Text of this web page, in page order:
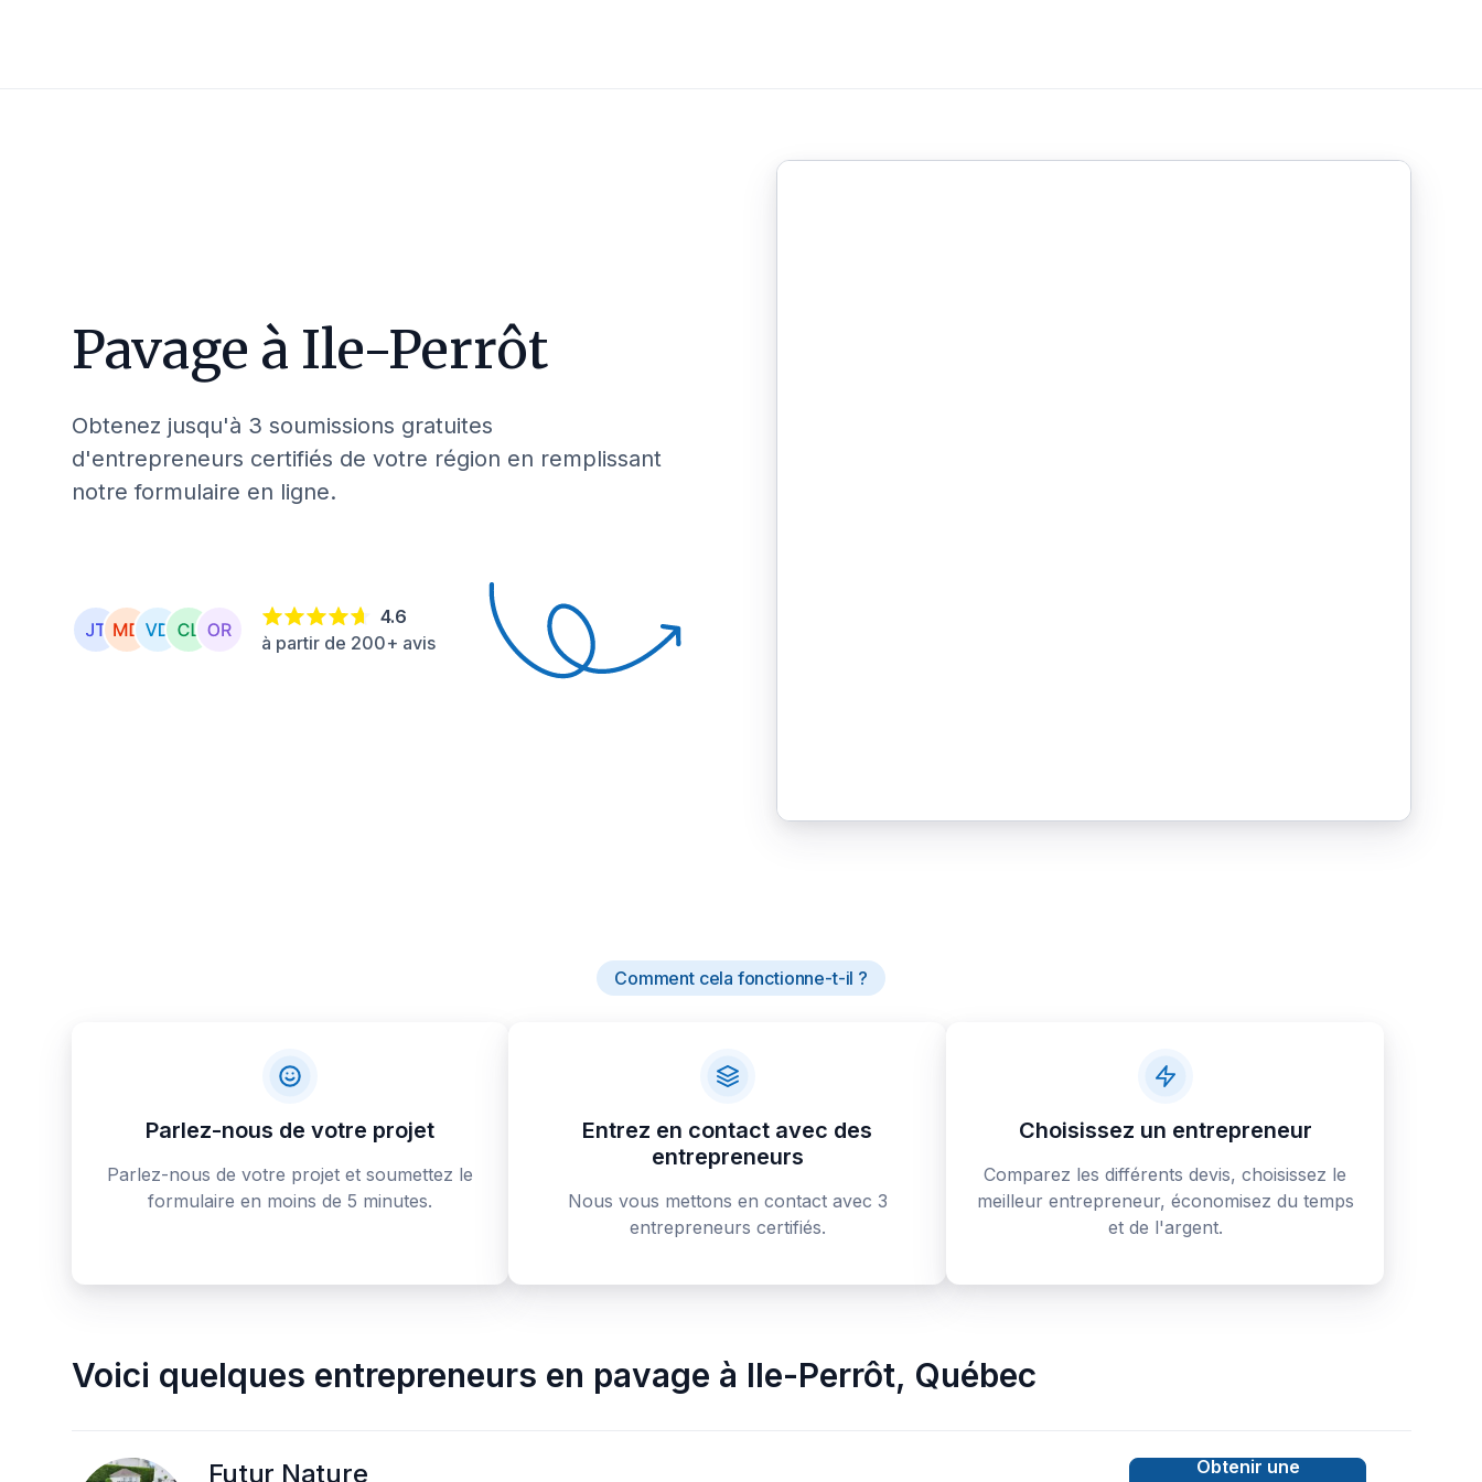
Pavage à Ile-Perrôt
Obtenez jusqu'à 3 soumissions gratuites
d'entrepreneurs certifiés de votre région en remplissant
notre formulaire en ligne.
4.6
à partir de 200+ avis
Comment cela fonctionne-t-il ?
Parlez-nous de votre projet
Parlez-nous de votre projet et soumettez le
formulaire en moins de 5 minutes.
Entrez en contact avec des
entrepreneurs
Nous vous mettons en contact avec 3
entrepreneurs certifiés.
Choisissez un entrepreneur
Comparez les différents devis, choisissez le
meilleur entrepreneur, économisez du temps
et de l'argent.
Voici quelques entrepreneurs en pavage à Ile-Perrôt, Québec
Futur Nature
Obtenir une